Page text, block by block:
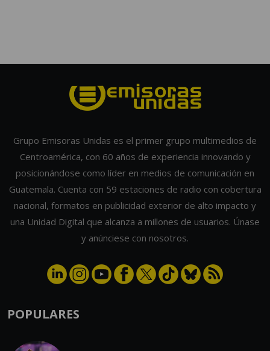
Grupo Emisoras Unidas es el primer grupo multimedios de
Centroamérica, con 60 años de experiencia innovando y
posicionándose como líder en medios de comunicación en
Guatemala. Cuenta con 59 estaciones de radio con cobertura
nacional, formatos en publicidad exterior de alto impacto y
una Unidad Digital que alcanza a millones de usuarios. Únase
y anúnciese con nosotros.
POPULARES